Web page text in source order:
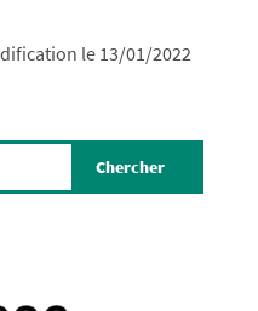
le 13/01/2022